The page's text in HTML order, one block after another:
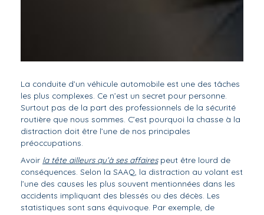
La conduite d’un véhicule automobile est une des tâches
les plus complexes. Ce n’est un secret pour personne.
Surtout pas de la part des professionnels de la sécurité
routière que nous sommes. C’est pourquoi la chasse à la
distraction doit être l’une de nos principales
préoccupations.
Avoir la tête ailleurs qu’à ses affairespeut être lourd de
conséquences. Selon la SAAQ, la distraction au volant est
l’une des causes les plus souvent mentionnées dans les
accidents impliquant des blessés ou des décès. Les
statistiques sont sans équivoque. Par exemple, de